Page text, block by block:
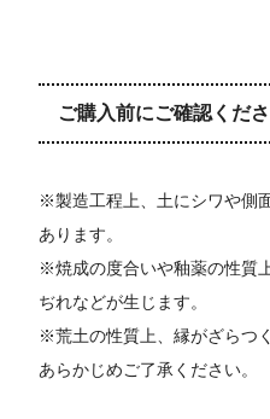
ご購入前にご確認くだ
※製造工程上、土にシワや側
あります。
※焼成の度合いや釉薬の性質
ぢれなどが生じます。
※荒土の性質上、縁がざらつ
あらかじめご了承ください。